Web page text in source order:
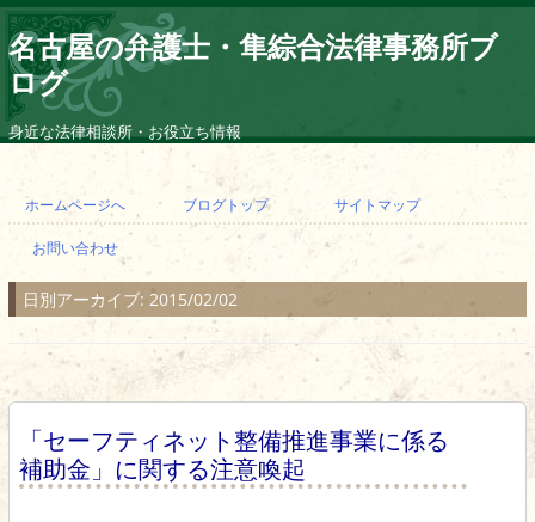
名古屋の弁護士・隼綜合法律事務所ブ
ログ
身近な法律相談所・お役立ち情報
ン
テ
ン
ス
ッ
ホームページへ ブログトップ サイトマップ
お問い合わせ
日別アーカイブ: 2015/02/02
「セーフティネット整備推進事業に係る
補助金」に関する注意喚起